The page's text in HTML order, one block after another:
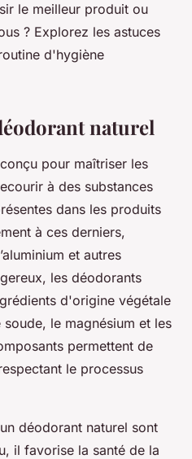
le meilleur produit ou
? Explorez les astuces
d'hygiène
naturel
pour maîtriser les
à des substances
dans les produits
à ces derniers,
et autres
les déodorants
d'origine végétale
le magnésium et les
permettent de
le processus
déodorant naturel sont
il favorise la santé de la